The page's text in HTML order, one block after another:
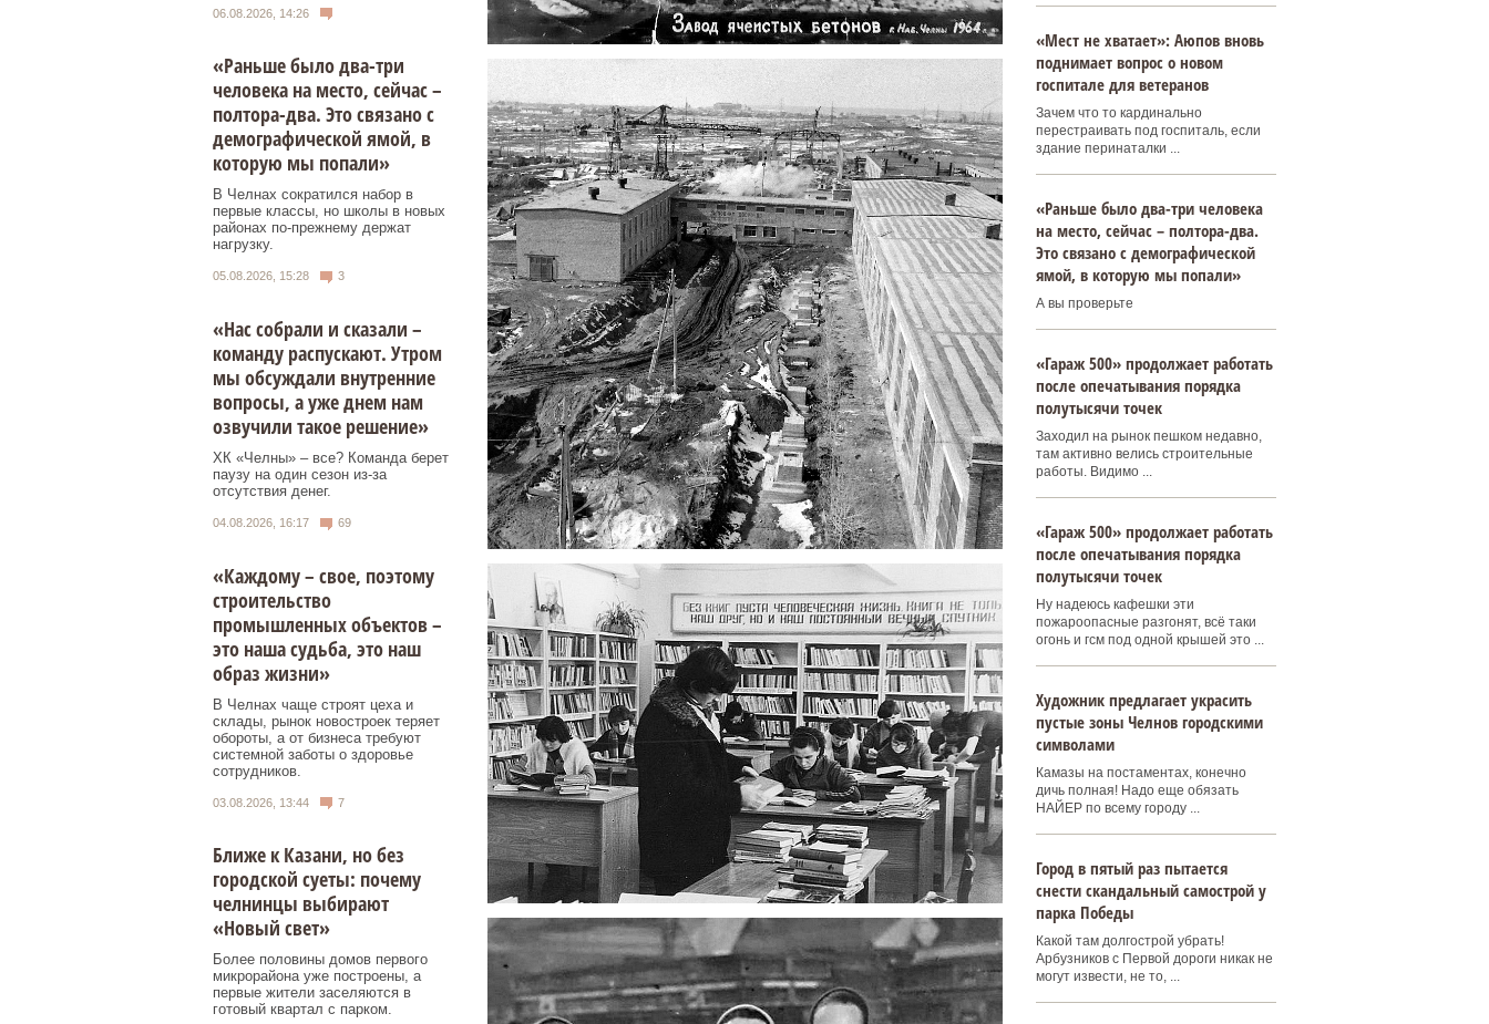
06.08.2026, 14:26
«Раньше было два-три
человека на место, сейчас –
полтора-два. Это связано с
демографической ямой, в
которую мы попали»
В Челнах сократился набор в
первые классы, но школы в новых
районах по-прежнему держат
нагрузку.
05.08.2026, 15:28 3
«Нас собрали и сказали –
команду распускают. Утром
мы обсуждали внутренние
вопросы, а уже днем нам
озвучили такое решение»
ХК «Челны» – все? Команда берет
паузу на один сезон из-за
отсутствия денег.
04.08.2026, 16:17 69
«Каждому – свое, поэтому
строительство
промышленных объектов –
это наша судьба, это наш
образ жизни»
В Челнах чаще строят цеха и
склады, рынок новостроек теряет
обороты, а от бизнеса требуют
системной заботы о здоровье
сотрудников.
03.08.2026, 13:44 7
Ближе к Казани, но без
городской суеты: почему
челнинцы выбирают
«Новый свет»
Более половины домов первого
микрорайона уже построены, а
первые жители заселяются в
готовый квартал с парком.
«Мест не хватает»: Аюпов вновь
поднимает вопрос о новом
госпитале для ветеранов
Зачем что то кардинально
перестраивать под госпиталь, если
здание перинаталки ...
«Раньше было два-три человека
на место, сейчас – полтора-два.
Это связано с демографической
ямой, в которую мы попали»
А вы проверьте
«Гараж 500» продолжает работать
после опечатывания порядка
полутысячи точек
Заходил на рынок пешком недавно,
там активно велись строительные
работы. Видимо ...
«Гараж 500» продолжает работать
после опечатывания порядка
полутысячи точек
Ну надеюсь кафешки эти
пожароопасные разгонят, всё таки
огонь и гсм под одной крышей это ...
Художник предлагает украсить
пустые зоны Челнов городскими
символами
Камазы на постаментах, конечно
дичь полная! Надо еще обязать
НАЙЕР по всему городу ...
Город в пятый раз пытается
снести скандальный самострой у
парка Победы
Какой там долгострой убрать!
Арбузников с Первой дороги никак не
могут извести, не то, ...